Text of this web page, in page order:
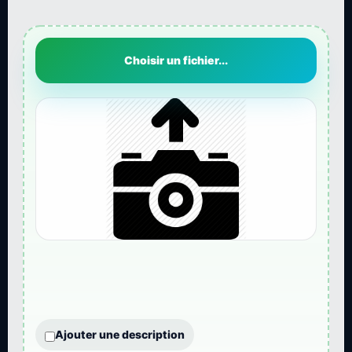
Choisir un fichier...
Ajouter une description